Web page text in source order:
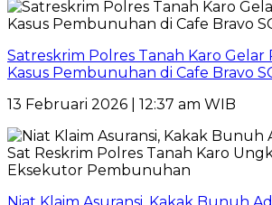
Satreskrim Polres Tanah Karo Gelar
Kasus Pembunuhan di Cafe Bravo
13 Februari 2026 | 12:37 am WIB
Niat Klaim Asuransi, Kakak Bunuh